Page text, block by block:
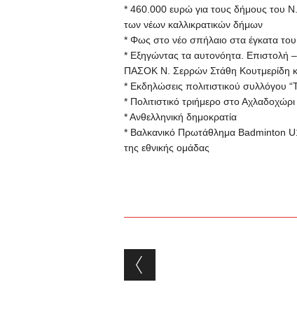
* 460.000 ευρώ για τους δήμους του
των νέων καλλικρατικών δήμων
* Φως στο νέο σπήλαιο στα έγκατα
* Εξηγώντας τα αυτονόητα. Επιστολή
ΠΑΣΟΚ Ν. Σερρών Στάθη Κουτμερίδη
* Εκδηλώσεις πολιτιστικού συλλόγου
* Πολιτιστικό τριήμερο στο Αχλαδοχώρι
* Ανθελληνική δημοκρατία
* Βαλκανικό Πρωτάθλημα Badminton
της εθνικής ομάδας
Post navigation